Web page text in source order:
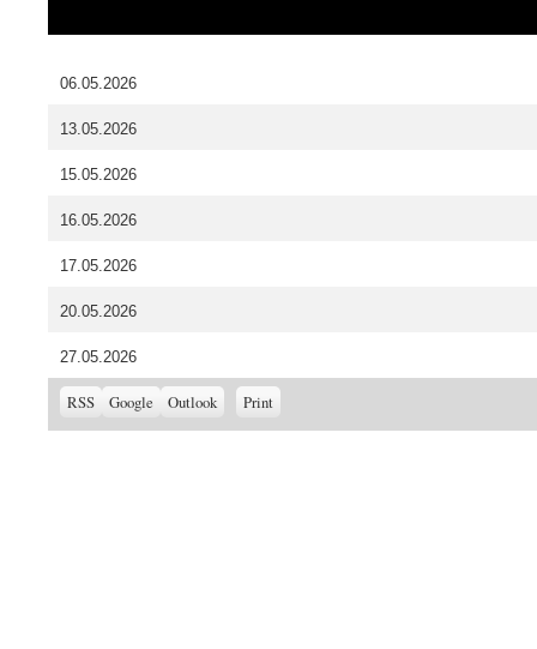
06.05.2026
13.05.2026
15.05.2026
16.05.2026
17.05.2026
20.05.2026
27.05.2026
RSS
Subscribe
Google
Subscribe
Outlook Print